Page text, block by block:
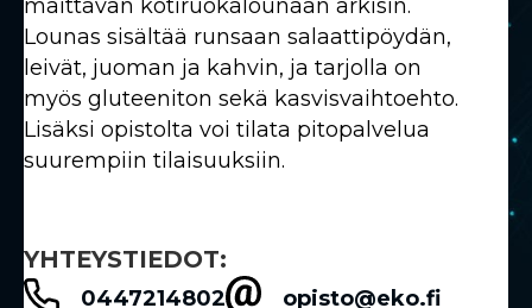
maittavan kotiruokalounaan arkisin.
Lounas sisältää runsaan salaattipöydän,
leivät, juoman ja kahvin, ja tarjolla on
myös gluteeniton sekä kasvisvaihtoehto.
Lisäksi opistolta voi tilata pitopalvelua
suurempiin tilaisuuksiin.
YHTEYSTIEDOT:
0447214802
opisto@eko.fi